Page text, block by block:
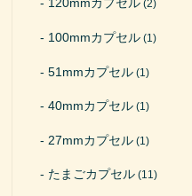
120mmカプセル (2)
100mmカプセル (1)
51mmカプセル (1)
40mmカプセル (1)
27mmカプセル (1)
たまごカプセル (11)